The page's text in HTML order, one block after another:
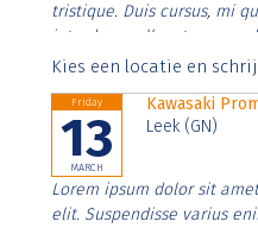
tristique. Duis cursus, mi
interdum nulla, ut
Aenean faucibus nibh et
Kies een locatie en
Friday
13
MARCH
Kawasaki
Leek (GN)
Lorem ipsum dolor sit
elit. Suspendisse varius